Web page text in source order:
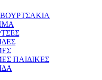
ΠΑΙΔΙΚΕΣ